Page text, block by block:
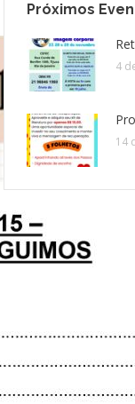
Próximos
4
14